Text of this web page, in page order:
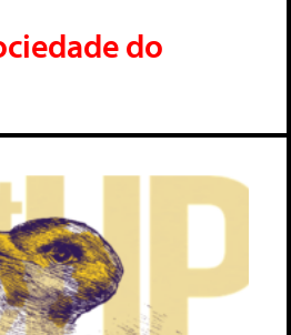
do